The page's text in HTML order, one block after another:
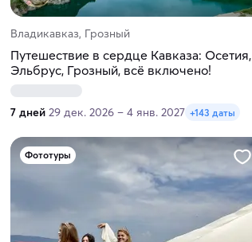
Владикавказ, Грозный
Путешествие в сердце Кавказа: Осетия,
Эльбрус, Грозный, всё включено!
7 дней 29 дек. 2026 – 4 янв. 2027 +143 даты
Фототуры